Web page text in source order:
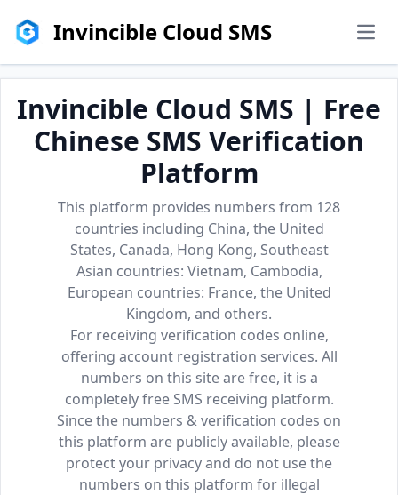
Invincible Cloud SMS
Invincible Cloud SMS | Free
Chinese SMS Verification
Platform
This platform provides numbers from 128
countries including China, the United
States, Canada, Hong Kong, Southeast
Asian countries: Vietnam, Cambodia,
European countries: France, the United
Kingdom, and others.
For receiving verification codes online,
offering account registration services. All
numbers on this site are free, it is a
completely free SMS receiving platform.
Since the numbers & verification codes on
this platform are publicly available, please
protect your privacy and do not use the
numbers on this platform for illegal